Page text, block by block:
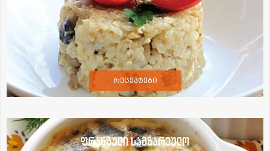
რეცეპტები
ფრანგული სამზარეულო